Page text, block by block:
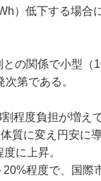
）低下する場合
の関係で小型
第である。
程度負担が増え
質に変え円安に導
に上昇。
程度で、国際